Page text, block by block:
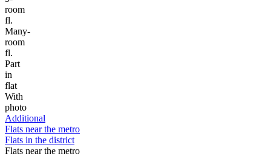
room
fl.
Many-
room
fl.
Part
in
flat
With
photo
Additional
Flats near the metro
Flats in the district
Flats near the metro